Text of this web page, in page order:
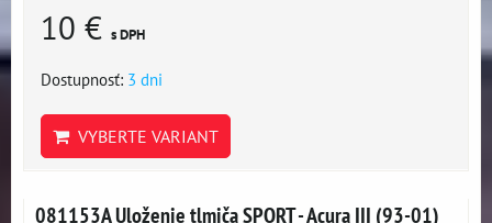
10 € s DPH
Dostupnosť: 3 dni
VYBERTE VARIANT
081153A Uloženie tlmiča SPORT - Acura III (93-01)